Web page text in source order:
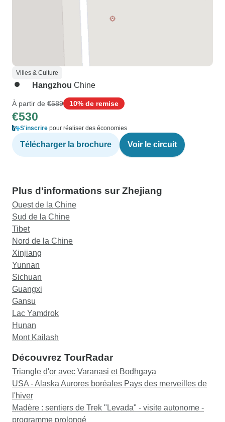
Villes & Culture
Hangzhou Chine
À partir de €589 10% de remise
€530
S'inscrire pour réaliser des économies
Télécharger la brochure Voir le circuit
Plus d'informations sur Zhejiang
Ouest de la Chine
Sud de la Chine
Tibet
Nord de la Chine
Xinjiang
Yunnan
Sichuan
Guangxi
Gansu
Lac Yamdrok
Hunan
Mont Kailash
Découvrez TourRadar
Triangle d'or avec Varanasi et Bodhgaya
USA - Alaska Aurores boréales Pays des merveilles de
l'hiver
Madère : sentiers de Trek "Levada" - visite autonome -
programme prolongé